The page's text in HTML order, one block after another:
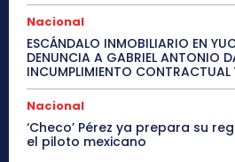
Nacional
ESCÁNDALO INMOBILIARIO EN
DENUNCIA A GABRIEL ANTONIO
INCUMPLIMIENTO CONTRACTUAL
Nacional
‘Checo’ Pérez ya prepara su
el piloto mexicano